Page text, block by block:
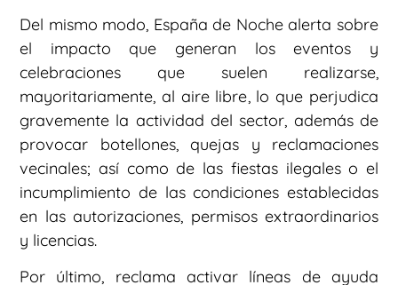
Del mismo modo, España de Noche alerta sobre
el impacto que generan los eventos y
celebraciones que suelen realizarse,
mayoritariamente, al aire libre, lo que perjudica
gravemente la actividad del sector, además de
provocar botellones, quejas y reclamaciones
vecinales; así como de las fiestas ilegales o el
incumplimiento de las condiciones establecidas
en las autorizaciones, permisos extraordinarios
y licencias.
Por último, reclama activar líneas de ayuda